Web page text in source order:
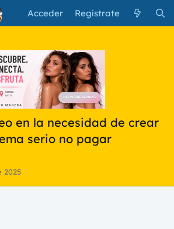
Acceder Regístrate
en la necesidad de crear
serio no pagar
2025